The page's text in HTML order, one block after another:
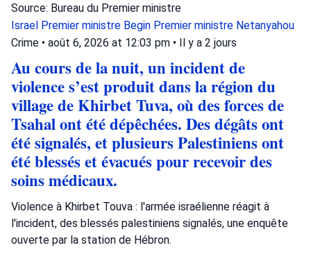
Source: Bureau du Premier ministre
Israel Premier ministre Begin Premier ministre Netanyahou
Crime • août 6, 2026 at 12:03 pm • Il y a 2 jours
Au cours de la nuit, un incident de
violence s’est produit dans la région du
village de Khirbet Tuva, où des forces de
Tsahal ont été dépêchées. Des dégâts ont
été signalés, et plusieurs Palestiniens ont
été blessés et évacués pour recevoir des
soins médicaux.
Violence à Khirbet Touva : l'armée israélienne réagit à
l'incident, des blessés palestiniens signalés, une enquête
ouverte par la station de Hébron.